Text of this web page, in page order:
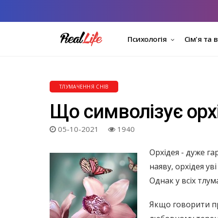
Психологія Сім'я та
ТЛУМАЧЕННЯ СНІВ
Що символізує
05-10-2021 1940
Орхідея - дуже
наяву, орхідея
Однак у всіх
Якщо говорити